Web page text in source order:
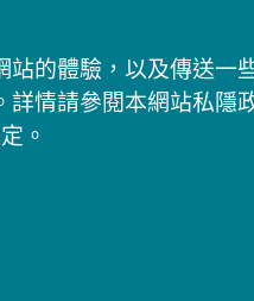
的體驗，以及傳送一
情請參閱本網站私隱
。